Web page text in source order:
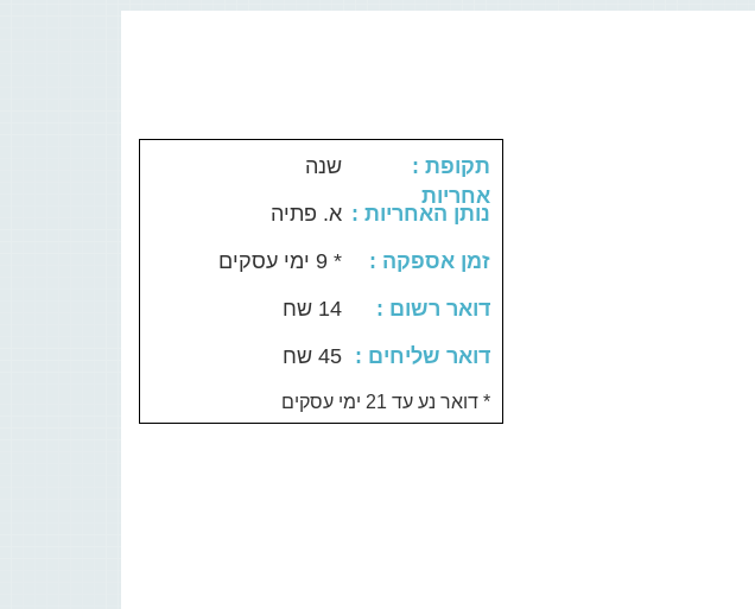
: תקופת
אחריות
שנה
: נותן האחריות
א. פתיה
: זמן אספקה
* 9 ימי עסקים
: דואר רשום
14 שח
: דואר שליחים
45 שח
דואר נע עד 21 ימי עסקים *